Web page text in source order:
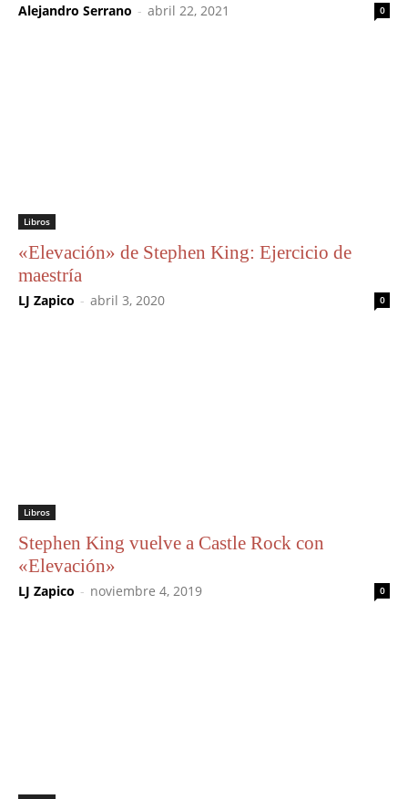
Alejandro Serrano - abril 22, 2021 0
Libros
«Elevación» de Stephen King: Ejercicio de
maestría
LJ Zapico - abril 3, 2020 0
Libros
Stephen King vuelve a Castle Rock con
«Elevación»
LJ Zapico - noviembre 4, 2019 0